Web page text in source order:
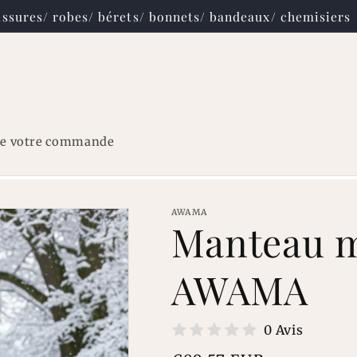
robes/ bérets/ bonnets/ bandeaux/ chemisiers
votre commande
AWAMA
Manteau
AWAMA
0 Avis